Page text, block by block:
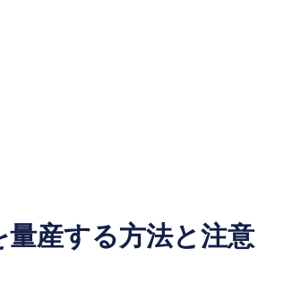
産する方法と注意